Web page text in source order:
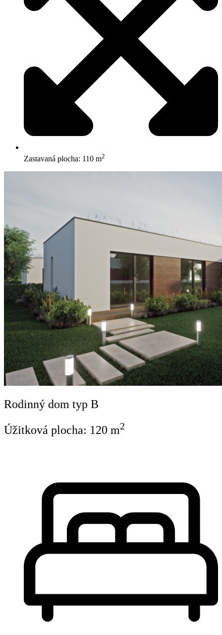
Zastavaná plocha: 110 m2
Rodinný dom typ B
Úžitková plocha: 120 m2